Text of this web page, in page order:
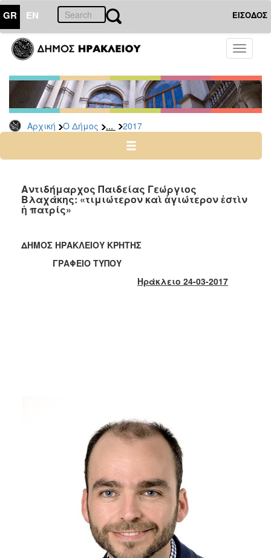
GR EN ΕΙΣΟΔΟΣ
Toggle
Αρχική Ο Δήμος ... 2017
ΔΗΜΟΣ
Δελτία
Τύπου
Αρχείο
2026
2024
2022
2021
Αντιδήμαρχος Παιδείας Γεώργιος
Βλαχάκης: «τιμιώτερον καὶ ἁγιώτερον ἐστὶν
ἡ πατρίς»
ΔΗΜΟΣ ΗΡΑΚΛΕΙΟΥ ΚΡΗΤΗΣ
ΓΡΑΦΕΙΟ ΤΥΠΟΥ
Ηράκλειο 24-03-2017